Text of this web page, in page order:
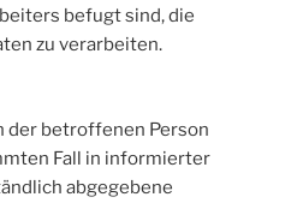
befugt sind, die
zu verarbeiten.
der betroffenen Person
Fall in informierter
abgegebene